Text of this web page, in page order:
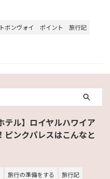
ボンヴォイ ポイント 旅行記
テル】ロイヤルハワイア
ピンクパレスはこんなと
旅行の準備をする
旅行記